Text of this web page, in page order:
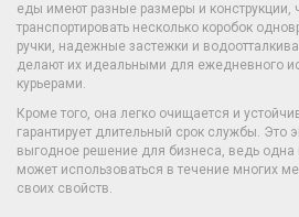
еды имеют разные размеры и конструкции,
транспортировать несколько коробок
ручки, надежные застежки и
делают их идеальными для ежедневного
курьерами.
Кроме того, она легко очищается и
гарантирует длительный срок службы. Это
выгодное решение для бизнеса, ведь одна
может использоваться в течение многих
своих свойств.